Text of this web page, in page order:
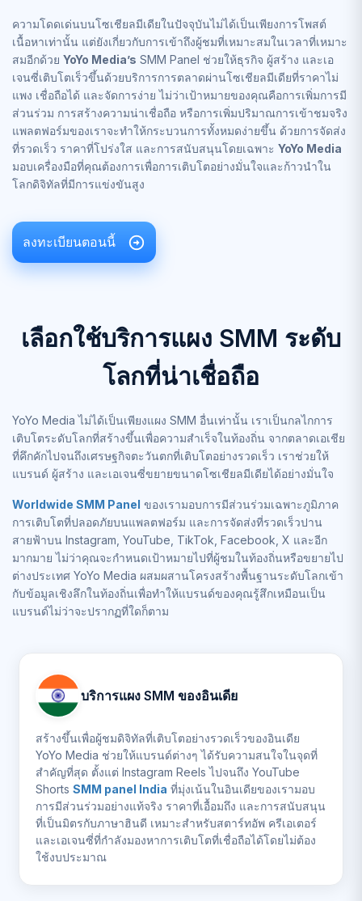
ความโดดเด่นบนโซเชียลมีเดียในปัจจุบันไม่ได้เป็นเพียงการโพสต์
เนื้อหาเท่านั้น แต่ยังเกี่ยวกับการเข้าถึงผู้ชมที่เหมาะสมในเวลาที่เหมาะ
สมอีกด้วย YoYo Media’s SMM Panel ช่วยให้ธุรกิจ ผู้สร้าง และเอ
เจนซี่เติบโตเร็วขึ้นด้วยบริการการตลาดผ่านโซเชียลมีเดียที่ราคาไม่
แพง เชื่อถือได้ และจัดการง่าย ไม่ว่าเป้าหมายของคุณคือการเพิ่มการมี
ส่วนร่วม การสร้างความน่าเชื่อถือ หรือการเพิ่มปริมาณการเข้าชมจริง
แพลตฟอร์มของเราจะทำให้กระบวนการทั้งหมดง่ายขึ้น ด้วยการจัดส่ง
ที่รวดเร็ว ราคาที่โปร่งใส และการสนับสนุนโดยเฉพาะ YoYo Media
มอบเครื่องมือที่คุณต้องการเพื่อการเติบโตอย่างมั่นใจและก้าวนำใน
โลกดิจิทัลที่มีการแข่งขันสูง
ลงทะเบียนตอนนี้
เลือกใช้บริการแผง SMM ระดับ
โลกที่น่าเชื่อถือ
YoYo Media ไม่ได้เป็นเพียงแผง SMM อื่นเท่านั้น เราเป็นกลไกการ
เติบโตระดับโลกที่สร้างขึ้นเพื่อความสำเร็จในท้องถิ่น จากตลาดเอเชีย
ที่คึกคักไปจนถึงเศรษฐกิจตะวันตกที่เติบโตอย่างรวดเร็ว เราช่วยให้
แบรนด์ ผู้สร้าง และเอเจนซี่ขยายขนาดโซเชียลมีเดียได้อย่างมั่นใจ
Worldwide SMM Panel ของเรามอบการมีส่วนร่วมเฉพาะภูมิภาค
การเติบโตที่ปลอดภัยบนแพลตฟอร์ม และการจัดส่งที่รวดเร็วปาน
สายฟ้าบน Instagram, YouTube, TikTok, Facebook, X และอีก
มากมาย ไม่ว่าคุณจะกำหนดเป้าหมายไปที่ผู้ชมในท้องถิ่นหรือขยายไป
ต่างประเทศ YoYo Media ผสมผสานโครงสร้างพื้นฐานระดับโลกเข้า
กับข้อมูลเชิงลึกในท้องถิ่นเพื่อทำให้แบรนด์ของคุณรู้สึกเหมือนเป็น
แบรนด์ไม่ว่าจะปรากฏที่ใดก็ตาม
บริการแผง SMM ของอินเดีย
สร้างขึ้นเพื่อผู้ชมดิจิทัลที่เติบโตอย่างรวดเร็วของอินเดีย
YoYo Media ช่วยให้แบรนด์ต่างๆ ได้รับความสนใจในจุดที่
สำคัญที่สุด ตั้งแต่ Instagram Reels ไปจนถึง YouTube
Shorts SMM panel India ที่มุ่งเน้นในอินเดียของเรามอบ
การมีส่วนร่วมอย่างแท้จริง ราคาที่เอื้อมถึง และการสนับสนุน
ที่เป็นมิตรกับภาษาฮินดี เหมาะสำหรับสตาร์ทอัพ ครีเอเตอร์
และเอเจนซี่ที่กำลังมองหาการเติบโตที่เชื่อถือได้โดยไม่ต้อง
ใช้งบประมาณ